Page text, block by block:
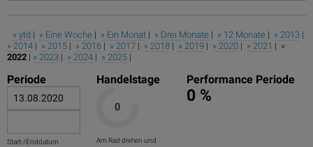
» ytd | » Eine Woche | » Ein Monat | » Drei Monate | » 12 Monate | » 2013 |
» 2014 | » 2015 | » 2016 | » 2017 | » 2018 | » 2019 | » 2020 | » 2021 | »
2022 | » 2023 | » 2024 | » 2025 |
Periode
Start-/Enddatum
Handelstage
Am Rad drehen und
Performance Periode
0 %